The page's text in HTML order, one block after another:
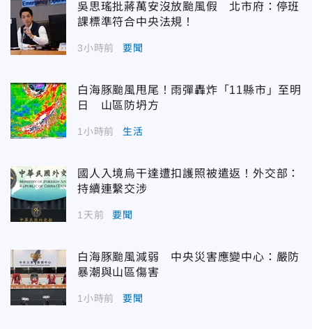
吳思瑤批蔣萬安沒放颱風假 北市府：停班
課標準符合中央法規！
3小時前 要聞
白海豚颱風甩尾！雨彈轟炸「11縣市」至明
日 山區防坍方
1小時前 生活
國人入境烏干達遭扣護照被遣返！外交部：
持續連繫交涉
1天前 要聞
白海豚颱風減弱 中央災害應變中心：嚴防
暴潮與山區傷害
1小時前 要聞